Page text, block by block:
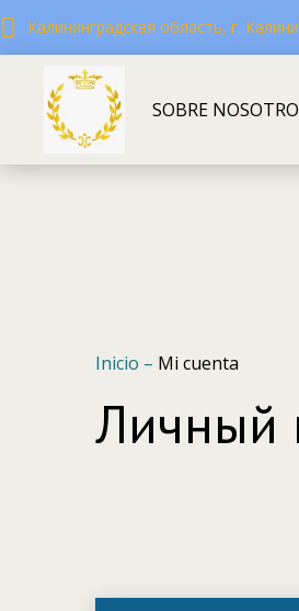
Калининградская область, г.
SOBRE
Inicio – Mi cuenta
Личный